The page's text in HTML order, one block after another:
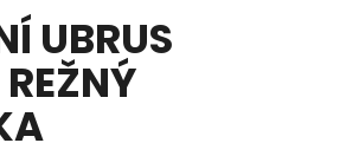
UBRUS